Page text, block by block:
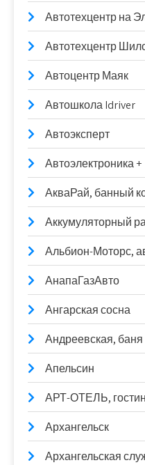
Автотехцентр на
Автотехцентр
Автоцентр Маяк
Автошкола Idriver
Автоэксперт
Автоэлектроника +
АкваРай, банный
Аккумуляторный
Альбион-Моторс,
АнапаГазАвто
Ангарская сосна
Андреевская, баня
Апельсин
АРТ-ОТЕЛЬ,
Архангельск
Архангельская